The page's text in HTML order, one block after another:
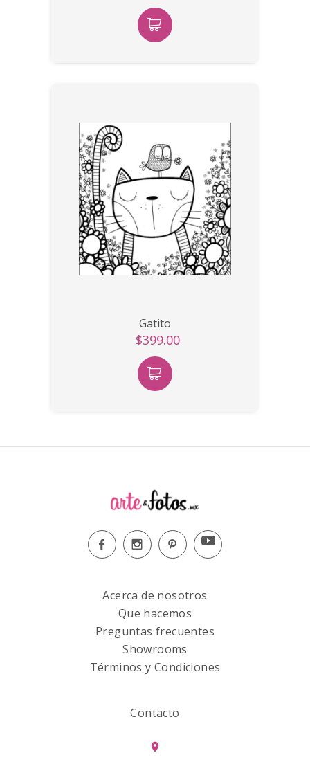
Gatito
$399.00
Acerca de nosotros
Que hacemos
Preguntas frecuentes
Showrooms
Términos y Condiciones
Contacto